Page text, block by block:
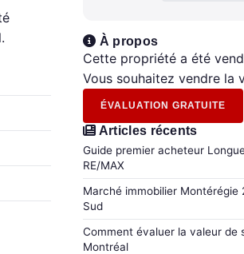
À propos
Cette propriété a été
Vous souhaitez vendre la
ÉVALUATION GRATUITE
Articles récents
Guide premier acheteur
RE/MAX
Marché immobilier Montérégie
Sud
Comment évaluer la valeur de
Montréal